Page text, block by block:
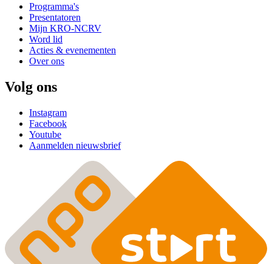
Programma's
Presentatoren
Mijn KRO-NCRV
Word lid
Acties & evenementen
Over ons
Volg ons
Instagram
Facebook
Youtube
Aanmelden nieuwsbrief